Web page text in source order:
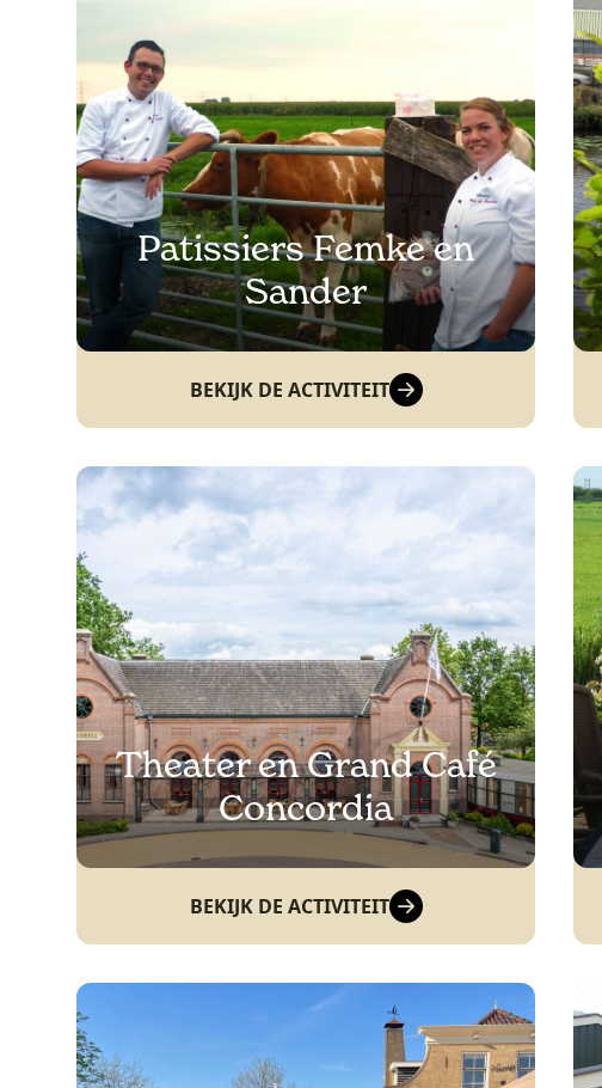
Patissiers Femke en
Sander
BEKIJK DE ACTIVITEIT
Theater en Grand Café
Concordia
BEKIJK DE ACTIVITEIT